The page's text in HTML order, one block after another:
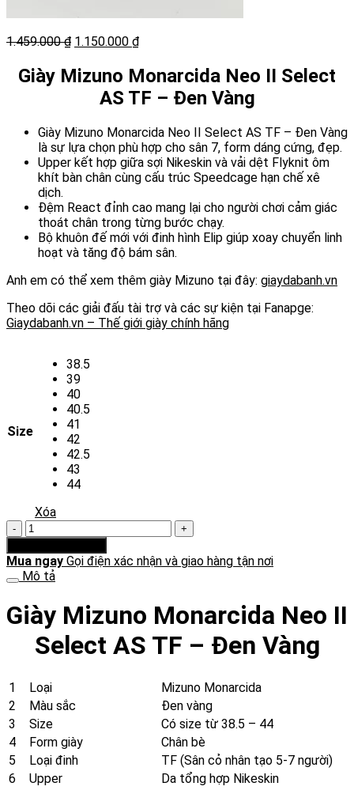
1.459.000₫ Giá
là:
1.459.000 ₫.
1.150.000 ₫Giá
tại
là:
1.150.000 ₫.
Giày Mizuno Monarcida Neo II Select
AS TF – Đen Vàng
Giày Mizuno Monarcida Neo II Select AS TF – Đen Vàng
là sự lựa chọn phù hợp cho sân 7, form dáng cứng, đẹp.
Upper kết hợp giữa sợi Nikeskin và vải dệt Flyknit ôm
khít bàn chân cùng cấu trúc Speedcage hạn chế xê
dịch.
Đệm React đỉnh cao mang lại cho người chơi cảm giác
thoát chân trong từng bước chạy.
Bộ khuôn đế mới với đinh hình Elip giúp xoay chuyển linh
hoạt và tăng độ bám sân.
Anh em có thể xem thêm giày Mizuno tại đây: giaydabanh.vn
Theo dõi các giải đấu tài trợ và các sự kiện tại Fanapge:
Giaydabanh.vn – Thế giới giày chính hãng
Size
38.5
39
40
40.5
41
42
42.5
43
44
Xóa
Giày
Mizuno
Monarcida
Neo
II
Select
AS
số
lượng
Mua ngay Gọi điện xác nhận và giao hàng tận nơi
Mô tả
Giày Mizuno Monarcida Neo II
Select AS TF – Đen Vàng
1 Loại
Mizuno Monarcida
2
Màu sắc
Đen vàng
3
Size
Có size từ 38.5 – 44
4
Form giày
Chân bè
5
Loại đinh
TF (Sân cỏ nhân tạo 5-7 người)
6
Upper
Da tổng hợp Nikeskin